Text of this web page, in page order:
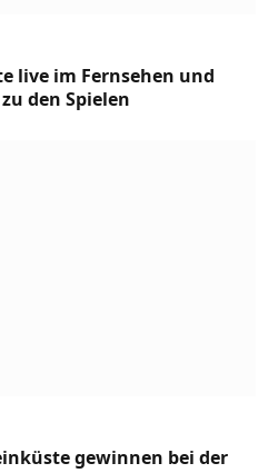
live im Fernsehen und
den Spielen
gewinnen bei der